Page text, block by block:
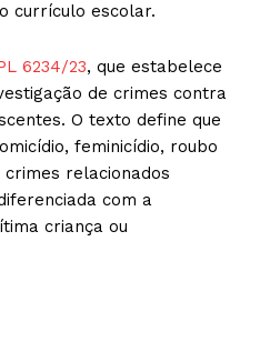
currículo escolar.
6234/23, que estabelece
de crimes contra
O texto define que
feminicídio, roubo
relacionados
com a
criança ou